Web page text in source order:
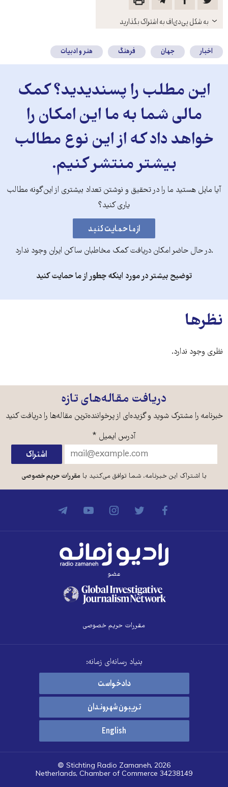
باز
کنید
به شکل پی‌دی‌اف به اشتراک بگذارید
اخبار جهان فرهنگ هنر و ادبیات
این مطلب را پسندیدید؟ کمک
مالی شما به ما این امکان را
خواهد داد که از این نوع مطالب
بیشتر منتشر کنیم.
آیا مایل هستید ما را در تحقیق و نوشتن تعداد بیشتری از این‌گونه مطالب
یاری کنید؟
.در حال حاضر امکان دریافت کمک مخاطبان ساکن ایران وجود ندارد
توضیح بیشتر در مورد اینکه چطور از ما حمایت کنید
نظرها
نظری وجود ندارد.
دریافت مقاله‌های تازه
خبرنامه را مشترک شوید و گزیده‌ای از پرخواننده‌ترین مقاله‌ها را دریافت کنید
آدرس ایمیل *
با اشتراک این خبرنامه، شما توافق می‌کنید بامقررات حریم خصوصی
عضو
مقررات حریم خصوصی
بنیاد رسانه‌ای زمانه:
دادخواست
تریبون شهروندان
English
© Stichting Radio Zamaneh, 2026
Netherlands, Chamber of Commerce 34238149